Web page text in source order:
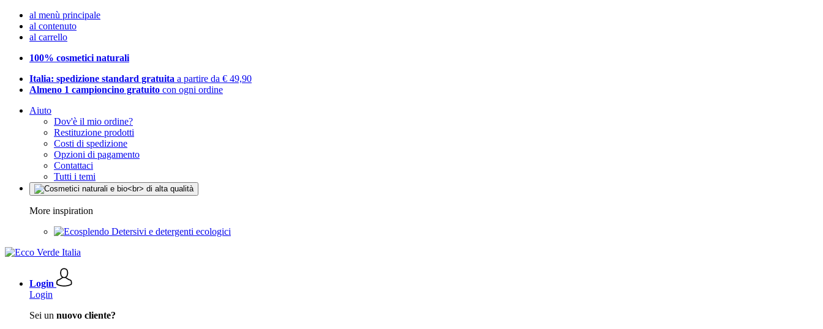
al menù principale
al contenuto
al carrello
100% cosmetici naturali
Italia: spedizione standard gratuita a partire da € 49,90
Almeno 1 campioncino gratuito con ogni ordine
Aiuto
Dov'è il mio ordine?
Restituzione prodotti
Costi di spedizione
Opzioni di pagamento
Contattaci
Tutti i temi
More inspiration
Detersivi e detergenti ecologici
Login
Login
Sei un nuovo cliente?